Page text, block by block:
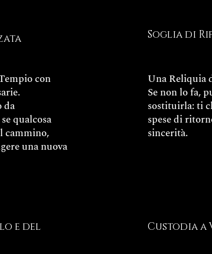
con
da
qualcosa
cammino,
una nuova
Soglia di
Una Reliquia
Se non lo fa,
sostituirla: ti
spese di
sincerità.
e del
Custodia a